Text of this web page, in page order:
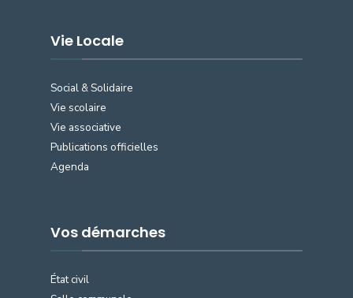
Vie Locale
Social & Solidaire
Vie scolaire
Vie associative
Publications officielles
Agenda
Vos démarches
État civil